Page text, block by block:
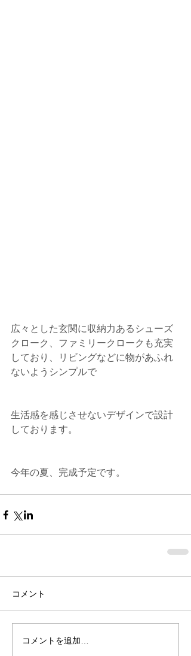
広々とした玄関に収納力あるシューズ
クローク、ファミリークロークも充実
しており、リビングなどに物があふれ
ないようシンプルで
生活感を感じさせないデザインで設計
しております。
今年の夏、完成予定です。
コメント
コメントを追加…